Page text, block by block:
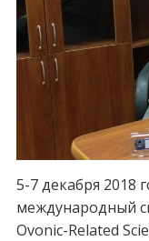
5-7 декабря 2018
международный
Ovonic-Related